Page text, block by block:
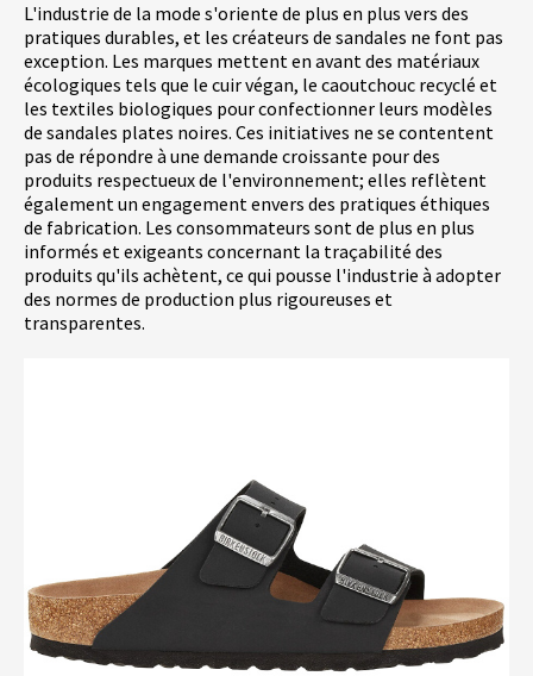
L'industrie de la mode s'oriente de plus en plus vers des
pratiques durables, et les créateurs de sandales ne font pas
exception. Les marques mettent en avant des matériaux
écologiques tels que le cuir végan, le caoutchouc recyclé et
les textiles biologiques pour confectionner leurs modèles
de sandales plates noires. Ces initiatives ne se contentent
pas de répondre à une demande croissante pour des
produits respectueux de l'environnement; elles reflètent
également un engagement envers des pratiques éthiques
de fabrication. Les consommateurs sont de plus en plus
informés et exigeants concernant la traçabilité des
produits qu'ils achètent, ce qui pousse l'industrie à adopter
des normes de production plus rigoureuses et
transparentes.